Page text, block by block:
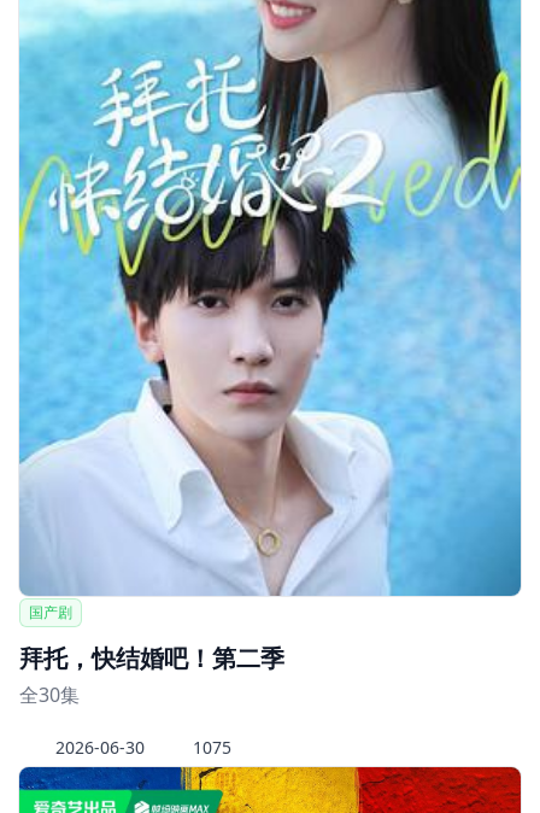
国产剧
拜托，快结婚吧！第二季
全30集
2026-06-30 1075